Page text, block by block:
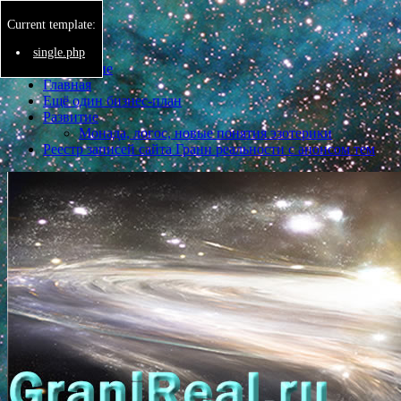
Бессмертие
Главная
Ещё один бизнес-план
Развитие
Монада, логос, новые понятия эзотерики
Реестр записей сайта Грани реальности с анонсом тем
Current template:
single.php